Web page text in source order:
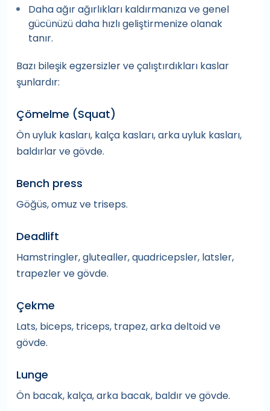
Daha ağır ağırlıkları kaldırmanıza ve genel
gücünüzü daha hızlı geliştirmenize olanak
tanır.
Bazı bileşik egzersizler ve çalıştırdıkları kaslar
şunlardır:
Çömelme (Squat)
Ön uyluk kasları, kalça kasları, arka uyluk kasları,
baldırlar ve gövde.
Bench press
Göğüs, omuz ve triseps.
Deadlift
Hamstringler, glutealler, quadricepsler, latsler,
trapezler ve gövde.
Çekme
Lats, biceps, triceps, trapez, arka deltoid ve
gövde.
Lunge
Ön bacak, kalça, arka bacak, baldır ve gövde.